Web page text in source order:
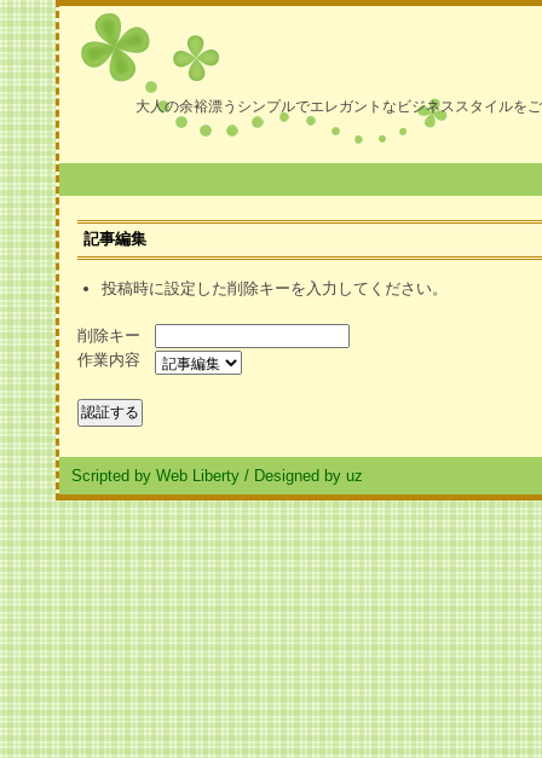
大人の余裕漂うシンプルでエレガントなビジネススタイルを
記事編集
投稿時に設定した削除キーを入力してください。
削除キー
作業内容
Scripted by Web Liberty / Designed by uz